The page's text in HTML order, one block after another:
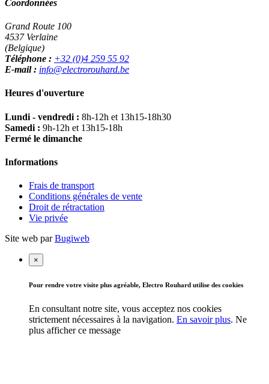
Coordonnées
Grand Route 100
4537 Verlaine
(Belgique)
Téléphone : +32 (0)4 259 55 92
E-mail : info@electrorouhard.be
Heures d'ouverture
Lundi - vendredi : 8h-12h et 13h15-18h30
Samedi : 9h-12h et 13h15-18h
Fermé le dimanche
Informations
Frais de transport
Conditions générales de vente
Droit de rétractation
Vie privée
Site web parBugiweb
×
Pour rendre votre visite plus agréable, Electro Rouhard utilise des cookies
En consultant notre site, vous acceptez nos cookies
strictement nécessaires à la navigation. En savoir plus. Ne
plus afficher ce message